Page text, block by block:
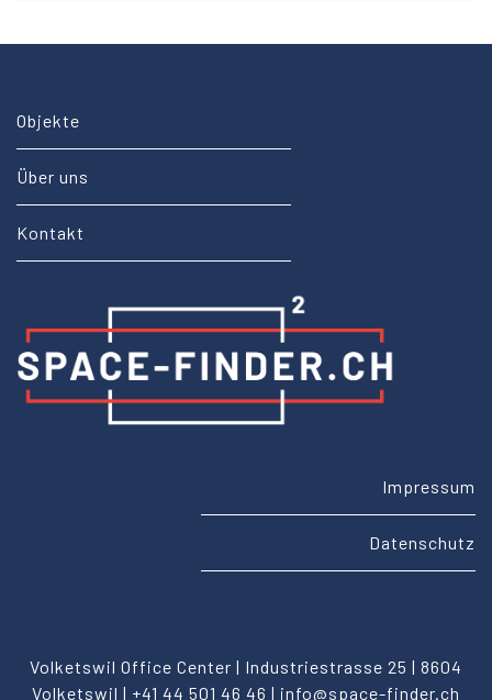
Objekte
Über uns
Kontakt
Impressum
Datenschutz
Volketswil Office Center | Industriestrasse 25 | 8604
Volketswil | +41 44 501 46 46 | info@space-finder.ch